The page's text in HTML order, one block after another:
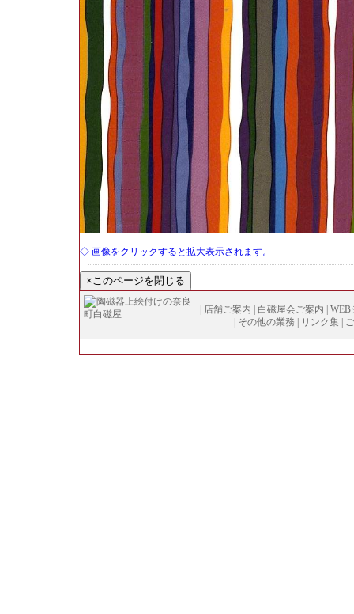
◇ 画像をクリックすると拡大表示されます。
| 店舗ご案内 | 白磁屋会ご案内 | WEB
| その他の業務 | リンク集 |